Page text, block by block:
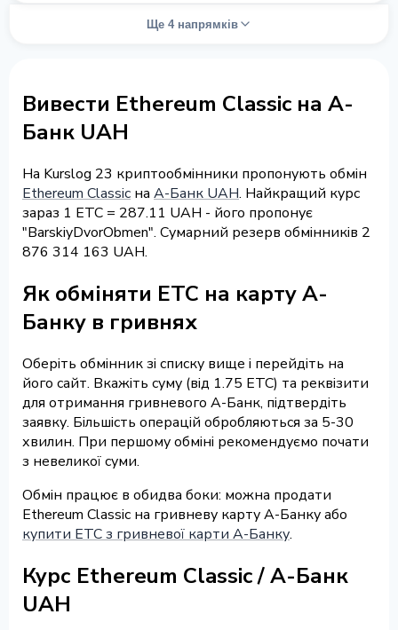
Ще 4 напрямків
Вивести Ethereum Classic на А-
Банк UAH
На Kurslog 23 криптообмінники пропонують обмін
Ethereum Classic на А-Банк UAH. Найкращий курс
зараз 1 ETC = 287.11 UAH - його пропонує
"BarskiyDvorObmen". Сумарний резерв обмінників 2
876 314 163 UAH.
Як обміняти ETC на карту А-
Банку в гривнях
Оберіть обмінник зі списку вище і перейдіть на
його сайт. Вкажіть суму (від 1.75 ETC) та реквізити
для отримання гривневого А-Банк, підтвердіть
заявку. Більшість операцій обробляються за 5-30
хвилин. При першому обміні рекомендуємо почати
з невеликої суми.
Обмін працює в обидва боки: можна продати
Ethereum Classic на гривневу карту А-Банку або
купити ETC з гривневої карти А-Банку.
Курс Ethereum Classic / А-Банк
UAH